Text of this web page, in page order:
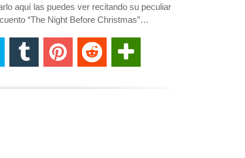
aquí las puedes ver recitando su peculiar
“The Night Before Christmas”…